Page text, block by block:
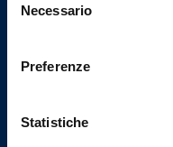
delNecessario
Preferenze
Statistiche
Tel.
Fax
(+39) 0332.235659